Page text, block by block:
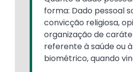
forma: Dado pessoal
convicção religiosa,
organização de
referente à saúde ou
biométrico, quando